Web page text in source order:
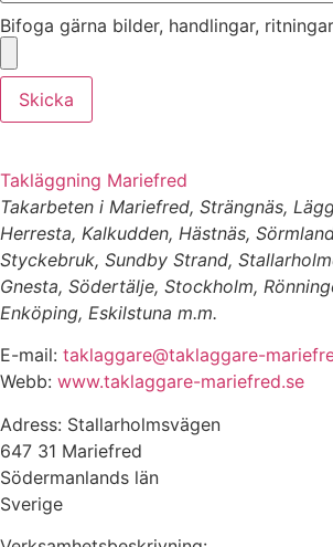
Bifoga gärna bilder, handlingar,
Skicka
Takläggning Mariefred
Takarbeten i Mariefred, Strängnäs,
Herresta, Kalkudden, Hästnäs,
Styckebruk, Sundby Strand,
Gnesta, Södertälje, Stockholm,
Enköping, Eskilstuna m.m.
E-mail: taklaggare@taklaggare-
Webb: www.taklaggare-mariefred.se
Adress: Stallarholmsvägen
647 31 Mariefred
Södermanlands län
Sverige